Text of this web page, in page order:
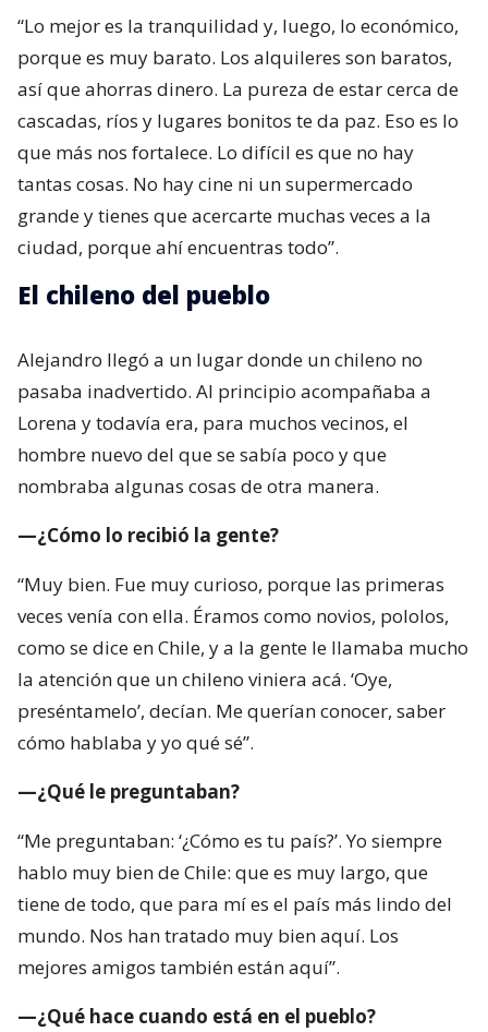
“Lo mejor es la tranquilidad y, luego, lo económico,
porque es muy barato. Los alquileres son baratos,
así que ahorras dinero. La pureza de estar cerca de
cascadas, ríos y lugares bonitos te da paz. Eso es lo
que más nos fortalece. Lo difícil es que no hay
tantas cosas. No hay cine ni un supermercado
grande y tienes que acercarte muchas veces a la
ciudad, porque ahí encuentras todo”.
El chileno del pueblo
Alejandro llegó a un lugar donde un chileno no
pasaba inadvertido. Al principio acompañaba a
Lorena y todavía era, para muchos vecinos, el
hombre nuevo del que se sabía poco y que
nombraba algunas cosas de otra manera.
—¿Cómo lo recibió la gente?
“Muy bien. Fue muy curioso, porque las primeras
veces venía con ella. Éramos como novios, pololos,
como se dice en Chile, y a la gente le llamaba mucho
la atención que un chileno viniera acá. ‘Oye,
preséntamelo’, decían. Me querían conocer, saber
cómo hablaba y yo qué sé”.
—¿Qué le preguntaban?
“Me preguntaban: ‘¿Cómo es tu país?’. Yo siempre
hablo muy bien de Chile: que es muy largo, que
tiene de todo, que para mí es el país más lindo del
mundo. Nos han tratado muy bien aquí. Los
mejores amigos también están aquí”.
—¿Qué hace cuando está en el pueblo?